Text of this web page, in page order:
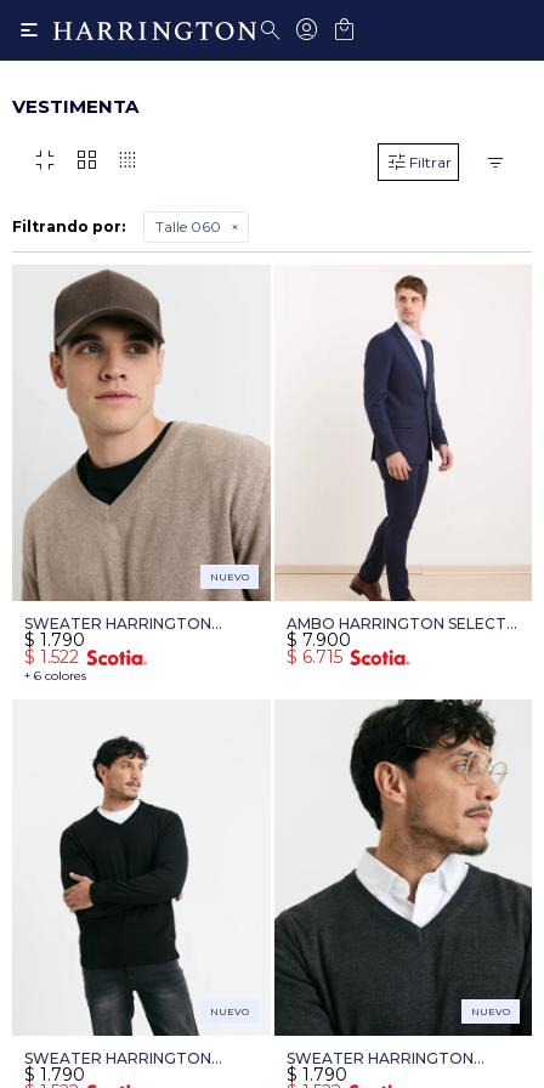

VESTIMENTA
fullscreen_exit grid_view transition_dissolve
Filtrando por: Talle 060
NUEVO
SWEATER HARRINGTON
LABEL - TOSTADO
+ 6 colores
$ 1.790
$ 1.522
AMBO HARRINGTON SELECT -
AZUL OSCURO
$ 7.900
$ 6.715
NUEVO
SWEATER HARRINGTON
LABEL - NEGRO
$ 1.790
NUEVO
SWEATER HARRINGTON
LABEL - GRIS OSCURO
$ 1.790